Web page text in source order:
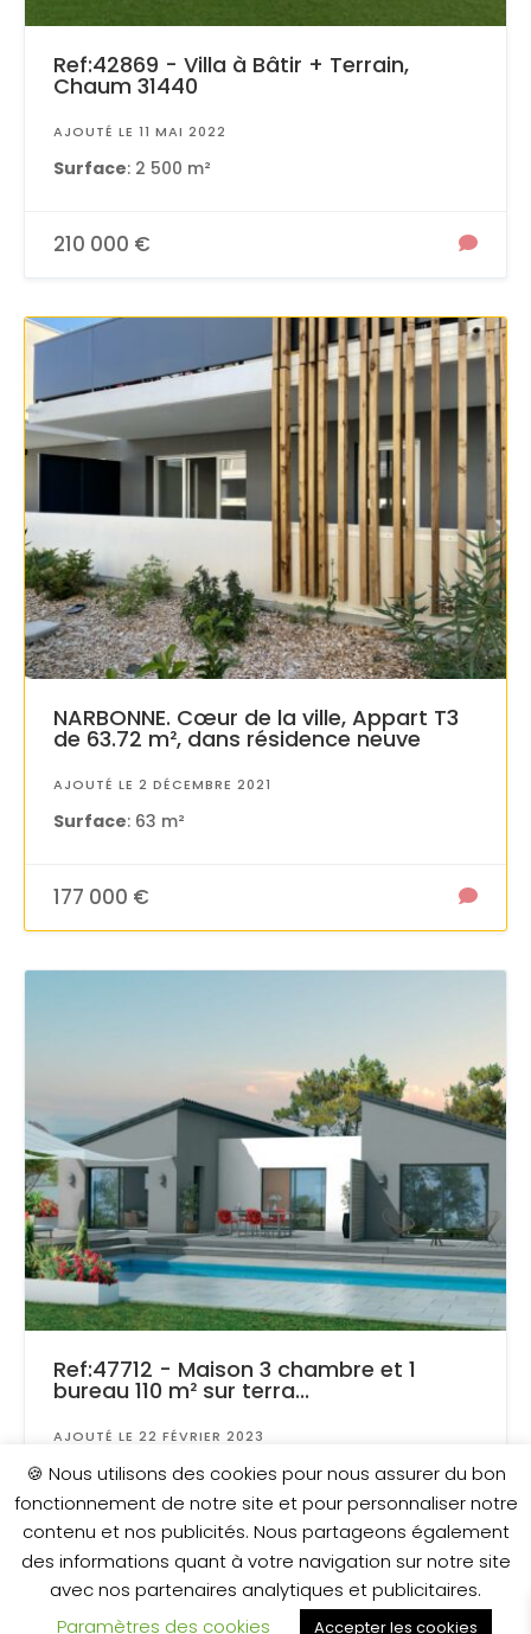
Ref:42869 - Villa à Bâtir + Terrain,
Chaum 31440
AJOUTÉ LE 11 MAI 2022
Surface: 2 500 m²
210 000 €
NARBONNE. Cœur de la ville, Appart T3
de 63.72 m², dans résidence neuve
AJOUTÉ LE 2 DÉCEMBRE 2021
Surface: 63 m²
177 000 €
Ref:47712 - Maison 3 chambre et 1
bureau 110 m² sur terra...
AJOUTÉ LE 22 FÉVRIER 2023
Surface: 720 m²
297 000 €
🍪 Nous utilisons des cookies pour nous assurer du bon
fonctionnement de notre site et pour personnaliser notre
contenu et nos publicités. Nous partageons également
des informations quant à votre navigation sur notre site
avec nos partenaires analytiques et publicitaires.
Paramètres des cookies
Accepter les cookies